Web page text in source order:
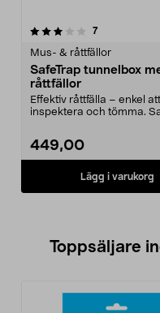
7recensioner
Mus- & råttfällor
SafeTrap tunnelbox
råttfällor
Effektiv råttfälla – enkel att
inspektera och tömma.
449,00
Lägg i varukorg
Toppsäljare